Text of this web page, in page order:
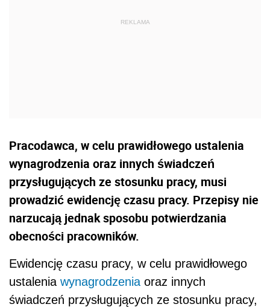
Pracodawca, w celu prawidłowego ustalenia
wynagrodzenia oraz innych świadczeń
przysługujących ze stosunku pracy, musi
prowadzić ewidencję czasu pracy. Przepisy nie
narzucają jednak sposobu potwierdzania
obecności pracowników.
Ewidencję czasu pracy, w celu prawidłowego
ustalenia wynagrodzenia oraz innych
świadczeń przysługujących ze stosunku pracy,